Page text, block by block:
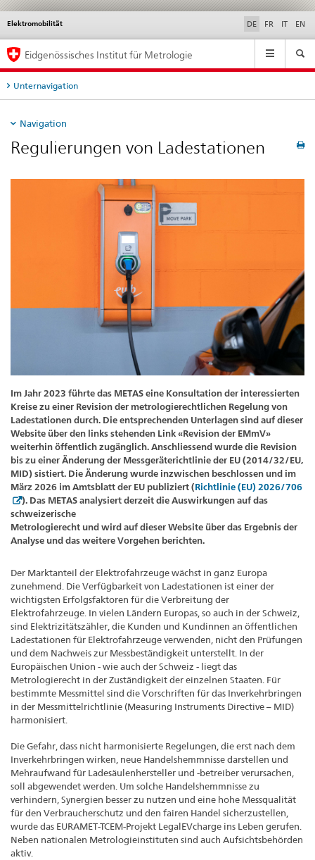
Elektromobilität DE FR IT EN
Service
Hauptnavigation
Eidgenössisches Institut für Metrologie
Unternavigation
Navigation
Regulierungen von Ladestationen
Im Jahr 2023 führte das METAS eine Konsultation der interessierten
Kreise zu einer Revision der metrologierechtlichen Regelung von
Ladestationen durch. Die entsprechenden Unterlagen sind auf dieser
Website über den links stehenden Link «Revision der EMmV»
weiterhin öffentlich zugänglich. Anschliessend wurde die Revision
bis zu einer Änderung der Messgeräterichtlinie der EU (2014/32/EU,
MID) sistiert. Die Änderung wurde inzwischen beschlossen und im
März 2026 im Amtsblatt der EU publiziert (Richtlinie (EU) 2026/706
). Das METAS analysiert derzeit die Auswirkungen auf das
schweizerische
Metrologierecht und wird auf dieser Website über das Ergebnis der
Analyse und das weitere Vorgehen berichten.
Der Marktanteil der Elektrofahrzeuge wächst in ganz Europa
zunehmend. Die Verfügbarkeit von Ladestationen ist einer der
wichtigsten Erfolgsfaktoren für die Verbreitung der
Elektrofahrzeuge. In vielen Ländern Europas, so auch in der Schweiz,
sind Elektrizitätszähler, die Kunden und Kundinnen an öffentlichen
Ladestationen für Elektrofahrzeuge verwenden, nicht den Prüfungen
und dem Nachweis zur Messbeständigkeit unterstellt. In der
Europäischen Union - wie auch der Schweiz - liegt das
Metrologierecht in der Zuständigkeit der einzelnen Staaten. Für
bestimmte Messmittel sind die Vorschriften für das Inverkehrbringen
in der Messmittelrichtlinie (Measuring Instruments Directive – MID)
harmonisiert.
Die Gefahr, dass nicht harmonisierte Regelungen, die erst nach dem
Inverkehrbringen wirken, neue Handelshemmnisse darstellen und
Mehraufwand für Ladesäulenhersteller und -betreiber verursachen,
soll abgewendet werden. Um solche Handelshemmnisse zu
verhindern, Synergien besser zu nutzen und eine hohe Messqualität
für den Verbraucherschutz und den fairen Handel sicherzustellen,
wurde das EURAMET-TCEM-Projekt LegalEVcharge ins Leben gerufen.
Neben nationalen Metrologieinstituten sind auch Aufsichtsbehörden
aktiv.